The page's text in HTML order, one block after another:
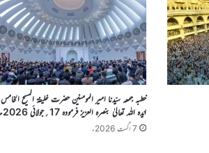
خطبہ جمعہ سیّدنا امیر المومنین حضرت خلیفۃ المسیح الخامس
ایّدہ اللہ تعالیٰ بنصرہ العزیز فرمودہ 17؍جولائی 2026ء
7 اگست 2026ء